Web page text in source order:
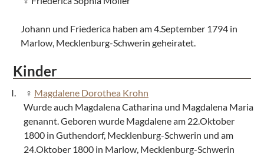
Johann und Friederica haben am 4.September 1794 in
Marlow, Mecklenburg-Schwerin geheiratet.
Kinder
Magdalene Dorothea Krohn
Wurde auch Magdalena Catharina und Magdalena Maria
genannt. Geboren wurde Magdalene am 22.Oktober
1800 in Guthendorf, Mecklenburg-Schwerin und am
24.Oktober 1800 in Marlow, Mecklenburg-Schwerin